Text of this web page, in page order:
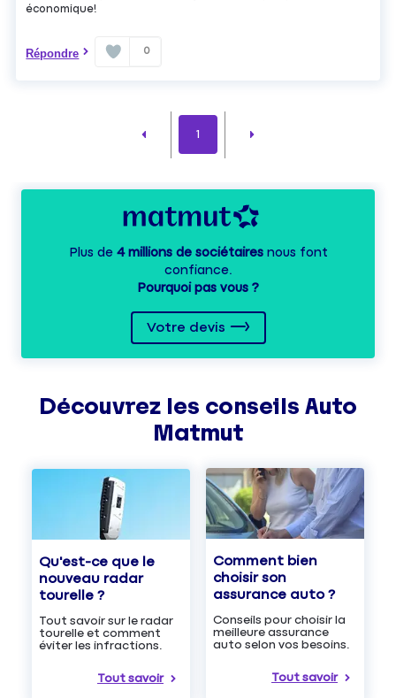
économique!
Répondre 0
1
Plus de 4 millions de sociétairesnous font
confiance.
Pourquoi pas vous ?
Votre devis
Découvrez les conseils Auto
Matmut
Qu'est-ce que le
nouveau radar
tourelle ?
Tout savoir sur le radar
tourelle et comment
éviter les infractions.
Tout savoir
Comment bien
choisir son
assurance auto ?
Conseils pour choisir la
meilleure assurance
auto selon vos besoins.
Tout savoir